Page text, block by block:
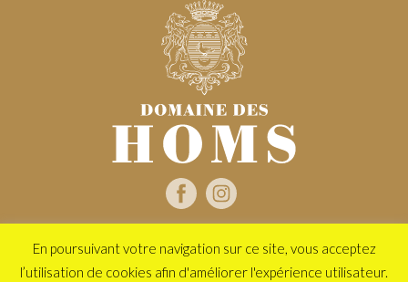
2020 Domaine des Homs - Tous droits réservés - Mentions légales
En poursuivant votre navigation sur ce site, vous acceptez
l’utilisation de cookies afin d'améliorer l'expérience utilisateur.